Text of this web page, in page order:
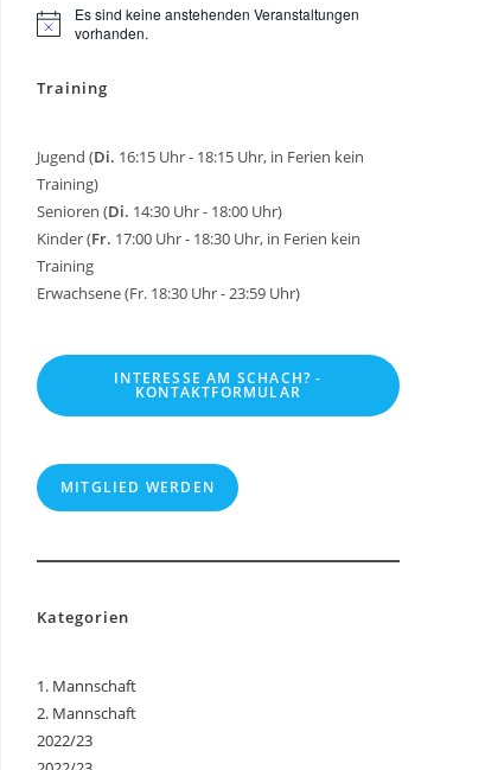
H
w
Es sind keine anstehenden Veranstaltungen
vorhanden.
Training
Jugend (Di. 16:15 Uhr - 18:15 Uhr, in Ferien kein
Training)
Senioren (Di. 14:30 Uhr - 18:00 Uhr)
Kinder (Fr. 17:00 Uhr - 18:30 Uhr, in Ferien kein
Training
Erwachsene (Fr. 18:30 Uhr - 23:59 Uhr)
INTERESSE AM SCHACH? -
KONTAKTFORMULAR
MITGLIED WERDEN
Kategorien
1. Mannschaft
2. Mannschaft
2022/23